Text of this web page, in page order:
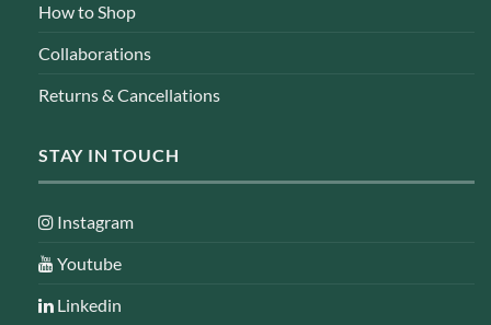
How to Shop
Collaborations
Returns & Cancellations
STAY IN TOUCH
Instagram
Youtube
Linkedin